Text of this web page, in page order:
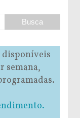
disponíveis
semana,